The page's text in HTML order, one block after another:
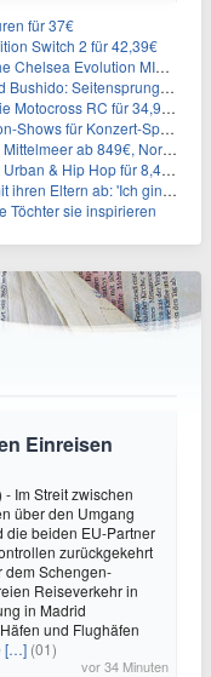
für 37€
Switch 2 für 42,39€
Evolution MID 54L für 29,99€
wäre kein Trennungsgrund
RC für 34,99€
für Konzert-Special filmen
ab 849€, Norwegen ab 999€ p.P.
& Hip Hop für 8,49€
zwei Monate lang auf die Knie und weinte'
Töchter sie inspirieren
Einreisen
Im Streit zwischen
über den Umgang
die beiden EU-Partner
zurückgekehrt
dem Schengen-
Reiseverkehr in
in Madrid
und Flughäfen
[…] (01)
vor 34 Minuten